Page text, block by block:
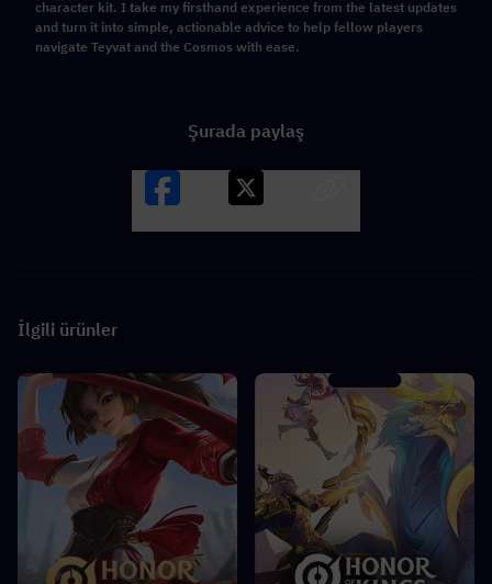
character kit. I take my firsthand experience from the latest updates
and turn it into simple, actionable advice to help fellow players
navigate Teyvat and the Cosmos with ease.
Şurada paylaş
İlgili ürünler